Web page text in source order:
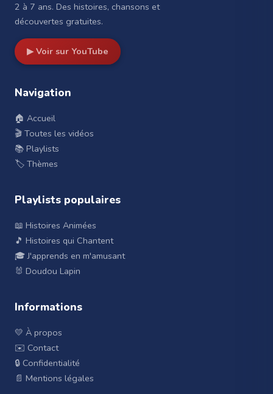
2 à 7 ans. Des histoires, chansons et
découvertes gratuites.
▶ Voir sur YouTube
Navigation
🏠 Accueil
🎬 Toutes les vidéos
📚 Playlists
🏷️ Thèmes
Playlists populaires
📖 Histoires Animées
🎵 Histoires qui Chantent
🎓 J'apprends en m'amusant
🐰 Doudou Lapin
Informations
💛 À propos
✉️ Contact
🔒 Confidentialité
📄 Mentions légales